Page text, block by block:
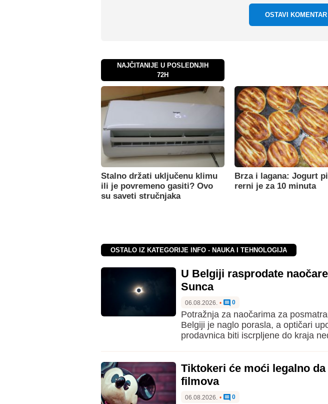
OSTAVI KOMENTAR
NAJČITANIJE U POSLEDNJIH
72H
Stalno držati uključenu klimu
ili je povremeno gasiti? Ovo
su saveti stručnjaka
Brza i lagana: Jogurt
rerni je za 10 minuta
OSTALO IZ KATEGORIJE INFO - NAUKA I TEHNOLOGIJA
U Belgiji rasprodate
Sunca
06.08.2026. • 0
Potražnja za naočarima za
Belgiji je naglo porasla, a optičari
prodavnica biti iscrpljene do kraja
Tiktokeri će moći legalno
filmova
06.08.2026. • 0